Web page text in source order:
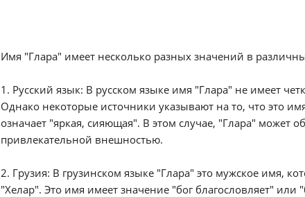
Имя "Глара" имеет несколько разных значений в
1. Русский язык: В русском языке имя "Глара" не имеет
Однако некоторые источники указывают на то, что это
означает "яркая, сияющая". В этом случае, "Глара" может
привлекательной внешностью.
2. Грузия: В грузинском языке "Глара" это мужское имя,
"Хелар". Это имя имеет значение "бог благословляет"